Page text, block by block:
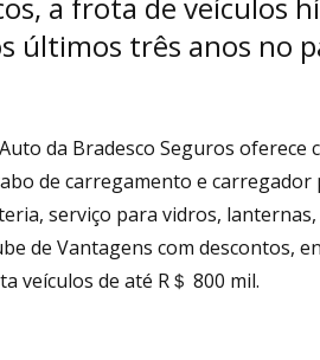
últimos três anos no
da Bradesco Seguros
de carregamento e
serviço para vidros,
de Vantagens com descontos,
veículos de até R＄ 800 mil.